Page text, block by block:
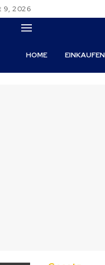
9, 2026
HOME EINKAUFEN